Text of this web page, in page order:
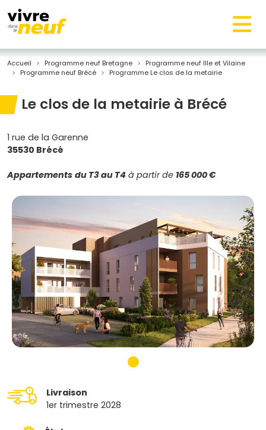
Accueil Programme neuf Bretagne
Programme neuf Ille et Vilaine
Programme neuf Brécé
Programme Le clos de la metairie
Le clos de la metairie à Brécé
1 rue de la Garenne
35530 Brécé
Appartements du T3 au T4 à partir de 165 000 €
Livraison
1er trimestre 2028